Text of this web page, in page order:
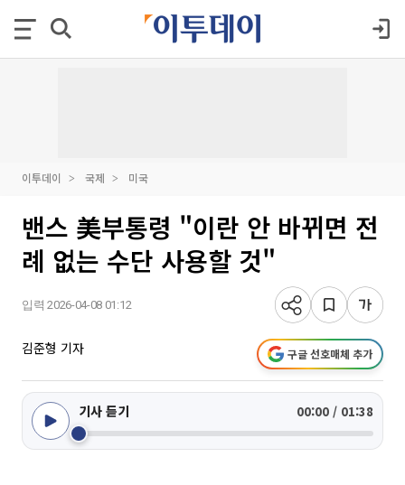
이투데이 국제 미국
밴스 美부통령 "이란 안 바뀌면 전
례 없는 수단 사용할 것"
입력 2026-04-08 01:12
김준형 기자 구글 선호매체 추가
기사 듣기 00:00 / 01:38